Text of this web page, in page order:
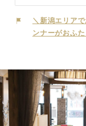
を踏み入れると、
は、職人の匠の技に
厳かさや華やかな
＼新潟エリア
ンナーがおふ